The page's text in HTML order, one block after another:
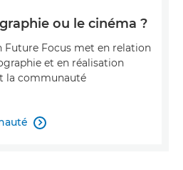
ou le cinéma ?
Future Focus met en relation
et en réalisation
la communauté
